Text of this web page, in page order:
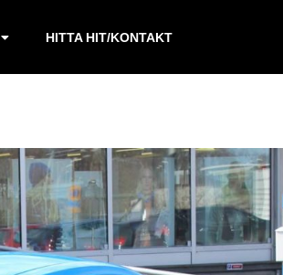
HITTA HIT/KONTAKT